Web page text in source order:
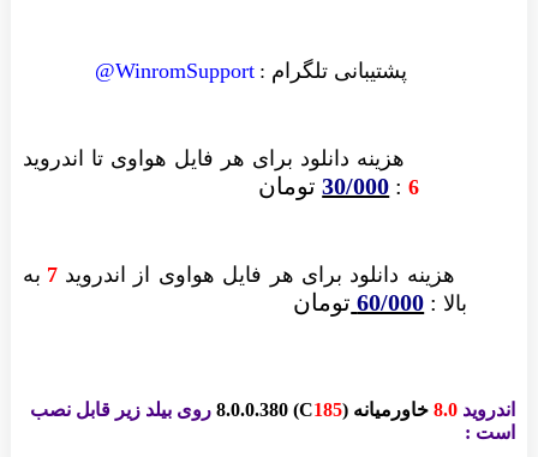
پشتیبانی تلگرام : WinromSupport@
هزینه دانلود برای هر فایل هواوی تا اندروید
6
:
30/000تومان
هزینه دانلود برای هر فایل هواوی از اندروید7 به
بالا :
60/000 تومان
اندروید 8.0 خاورمیانه (C
185
)
8.0.0.380 روی بیلد زیر قابل نصب
است :